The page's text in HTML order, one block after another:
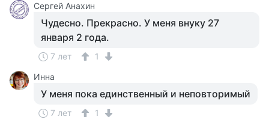
Сергей Анахин
Чудесно. Прекрасно. У меня внуку 27
января 2 года.
7 лет
1
Инна
У меня пока единственный и неповторимый
7 лет 1